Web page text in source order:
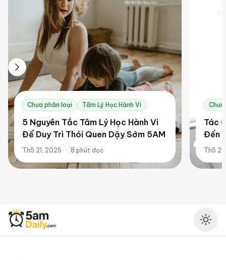
Chưa phân loại Tâm Lý Học Hành Vi
5 Nguyên Tắc Tâm Lý Học Hành Vi
Để Duy Trì Thói Quen Dậy Sớm 5AM
Th5 21, 2025 · 8 phút đọc
Tác
Đến
Th5
5AM Daily